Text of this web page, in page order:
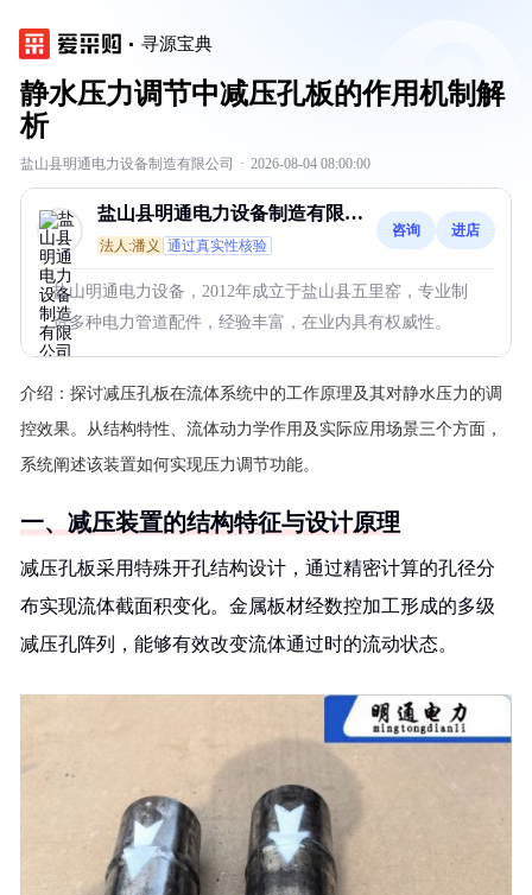
寻源宝典
静水压力调节中减压孔板的作用机制解
析
盐山县明通电力设备制造有限公司 · 2026-08-04 08:00:00
盐山县明通电力设备制造有限公
司
法人:潘义 通过真实性核验
咨询 进店
盐山明通电力设备，2012年成立于盐山县五里窑，专业制
造多种电力管道配件，经验丰富，在业内具有权威性。
介绍： 探讨减压孔板在流体系统中的工作原理及其对静水压力的调
控效果。从结构特性、流体动力学作用及实际应用场景三个方面，
系统阐述该装置如何实现压力调节功能。
一、减压装置的结构特征与设计原理
减压孔板采用特殊开孔结构设计，通过精密计算的孔径分
布实现流体截面积变化。金属板材经数控加工形成的多级
减压孔阵列，能够有效改变流体通过时的流动状态。